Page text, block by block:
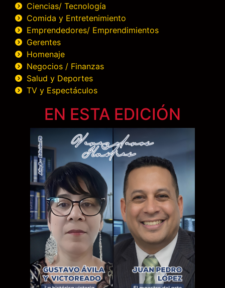
Ciencias/ Tecnología
Comida y Entretenimiento
Emprendedores/ Emprendimientos
Gerentes
Homenaje
Negocios / Finanzas
Salud y Deportes
TV y Espectáculos
EN ESTA EDICIÓN